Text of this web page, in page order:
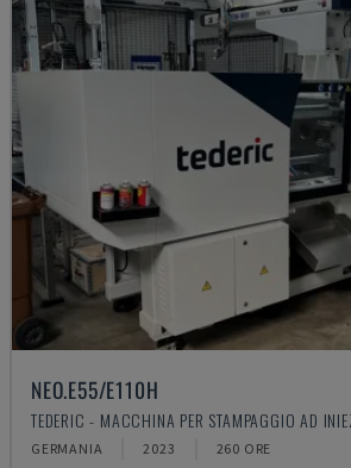
NEO.E55/E110H
TEDERIC - MACCHINA PER STAMPAGGIO AD
GERMANIA 2023 260 ORE